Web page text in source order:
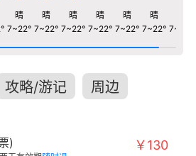
晴
7~22°
晴
7~22°
晴
7~22°
晴
7~22°
晴
7~22°
晴
7~22° 7~22°
攻略/游记 周边
) ￥130